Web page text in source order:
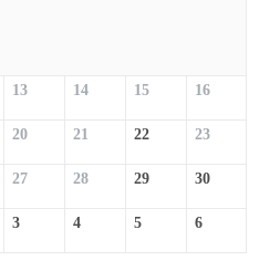
13 14 15 16
20 21 22 23
27 28 29 30
3 4 5 6